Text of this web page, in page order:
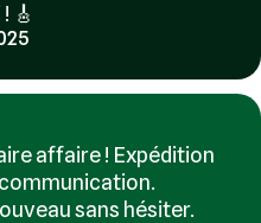
🎸
affaire ! Expédition
sans hésiter.